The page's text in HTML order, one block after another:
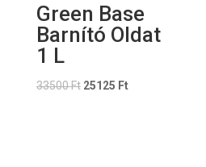
Green Base
Barnító Oldat
1 L
33500Ft 25125 Ft